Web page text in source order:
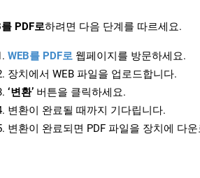
PDF로하려면 다음 단계를 따르세요.
WEB를 PDF로 웹페이지를 방문하세요.
장치에서 WEB 파일을 업로드합니다.
‘변환’ 버튼을 클릭하세요.
변환이 완료될 때까지 기다립니다.
변환이 완료되면 PDF 파일을 장치에 다